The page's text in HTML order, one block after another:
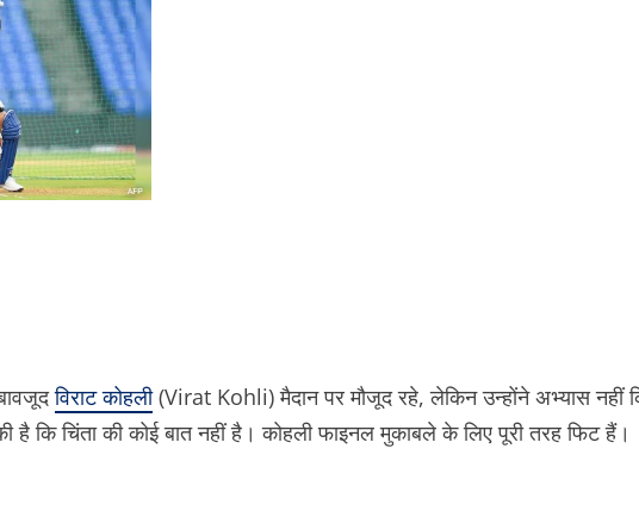
विराट कोहली(Virat Kohli) मैदान पर मौजूद रहे, लेकिन उन्होंने अभ्यास नहीं
है कि चिंता की कोई बात नहीं है। कोहली फाइनल मुकाबले के लिए पूरी तरह फिट हैं।